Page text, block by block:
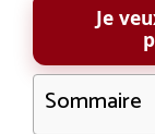
Je
Sommaire